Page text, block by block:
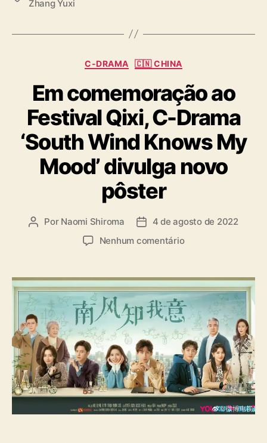
s
Zhang Yuxi
C
t
e
g
o
r
i
a
C-DRAMA 🇨🇳 CHINA
Em comemoração ao
Festival Qixi, C-Drama
‘South Wind Knows My
Mood’ divulga novo
pôster
A
r
d
o
p
o
s
t
Por Naomi Shiroma
D
d
e
u
l
i
c
a
ç
ã
4 de agosto de 2022
Nenhum comentárioe
m
c
o
m
e
m
o
r
a
ç
ã